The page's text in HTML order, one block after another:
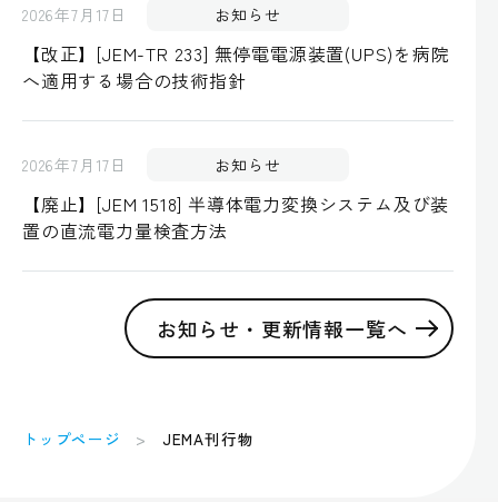
2026年7月17日 お知らせ
【改正】[JEM-TR 233] 無停電電源装置(UPS)を病院
へ適用する場合の技術指針
2026年7月17日 お知らせ
【廃止】[JEM 1518] 半導体電力変換システム及び装
置の直流電力量検査方法
お知らせ・更新情報一覧へ
トップページ JEMA刊行物